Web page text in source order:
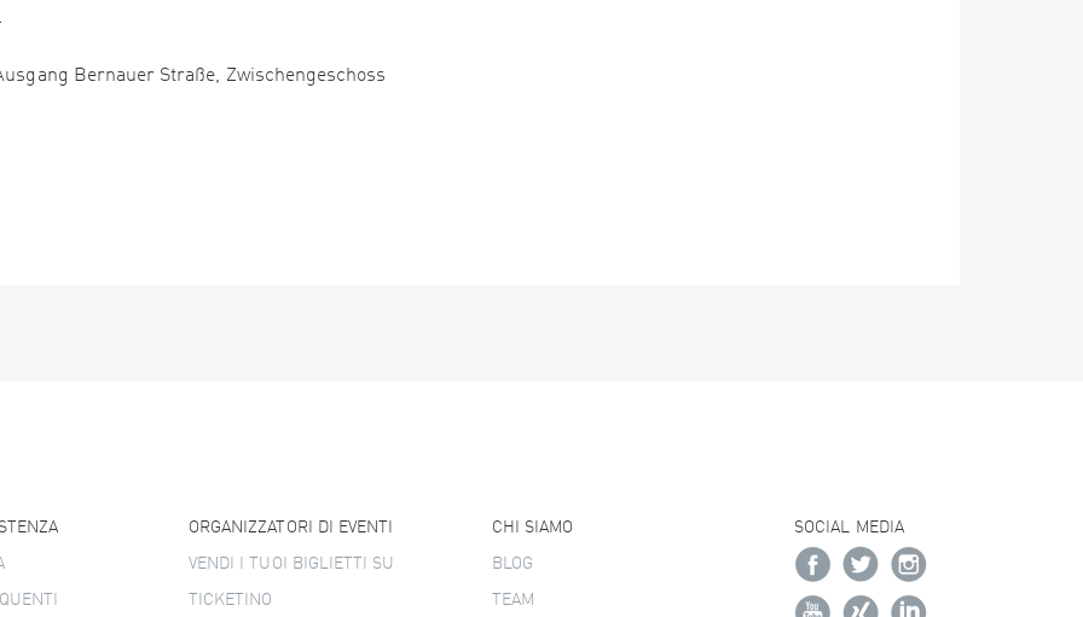
Bernauer Straße, Zwischengeschoss
ORGANIZZATORI DI EVENTI
VENDI I TUOI BIGLIETTI SU
TICKETINO
CHI SIAMO
BLOG
TEAM
SOCIAL MEDIA